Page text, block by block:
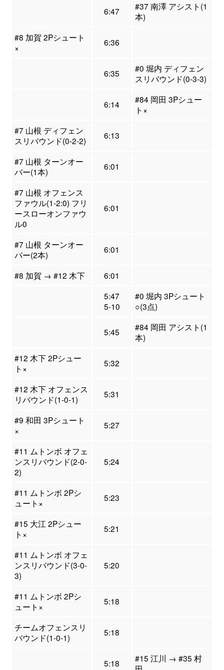
6:47
#37 南澤 アシスト(1
本)
#8 加賀 2Pシュート
×
6:36
6:35
#0 堀内 ディフェン
スリバウンド(0-3-3)
6:14
#84 岡田 3Pシュー
ト×
#7 山根 ディフェン
スリバウンド(0-2-2)
6:13
#7 山根 ターンオー
バー(1本)
6:01
#7 山根 オフェンス
ファウル(1-2:0) フリ
ースローオンファウ
ル0
6:01
#7 山根 ターンオー
バー(2本)
6:01
#8 加賀 → #12 木下
6:01
5:47
5-10
#0 堀内 3Pシュート
○(3点)
5:45
#84 岡田 アシスト(1
本)
#12 木下 2Pシュー
ト×
5:32
#12 木下 オフェンス
リバウンド(1-0-1)
5:31
#9 和田 3Pシュート
×
5:27
#11 ムトンボ オフェ
ンスリバウンド(2-0-
2)
5:24
#11 ムトンボ 2Pシ
ュート×
5:23
#15 大江 2Pシュー
ト×
5:21
#11 ムトンボ オフェ
ンスリバウンド(3-0-
3)
5:20
#11 ムトンボ 2Pシ
ュート×
5:18
チームオフェンスリ
バウンド(1-0-1)
5:18
5:18
#15 江川 → #35 村